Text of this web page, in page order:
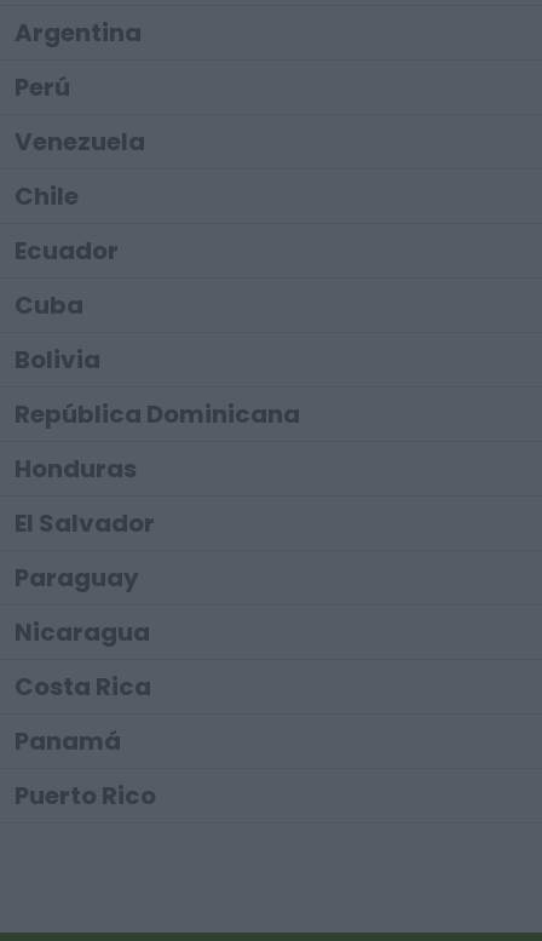
Argentina
Perú
Venezuela
Chile
Ecuador
Cuba
Bolivia
República Dominicana
Honduras
El Salvador
Paraguay
Nicaragua
Costa Rica
Panamá
Puerto Rico